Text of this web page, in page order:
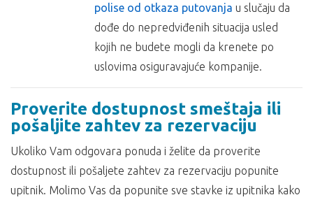
polise od otkaza putovanja u slučaju da
dođe do nepredviđenih situacija usled
kojih ne budete mogli da krenete po
uslovima osiguravajuće kompanije.
Proverite dostupnost smeštaja ili
pošaljite zahtev za rezervaciju
Ukoliko Vam odgovara ponuda i želite da proverite
dostupnost ili pošaljete zahtev za rezervaciju popunite
upitnik. Molimo Vas da popunite sve stavke iz upitnika kako